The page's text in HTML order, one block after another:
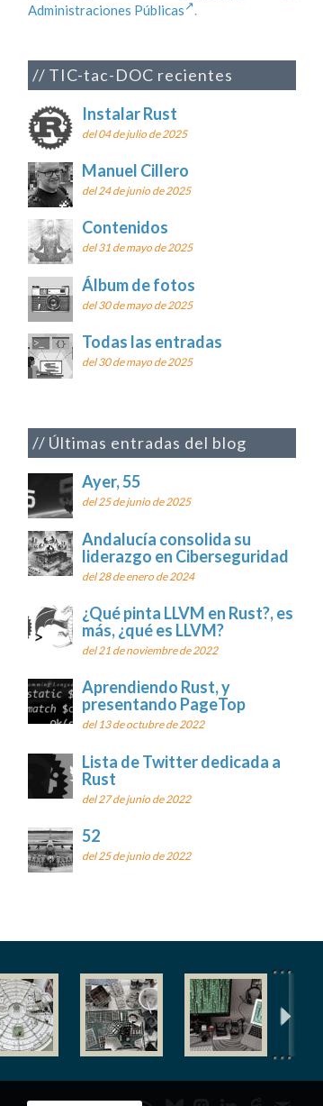
Administraciones Públicas
.
TIC-tac-DOC recientes
Instalar Rust
del 04 de julio de 2025
Manuel Cillero
del 24 de junio de 2025
Contenidos
del 31 de mayo de 2025
Álbum de fotos
del 30 de mayo de 2025
Todas las entradas
del 30 de mayo de 2025
Últimas entradas del blog
Ayer, 55
del 25 de junio de 2025
Andalucía consolida su
liderazgo en Ciberseguridad
del 28 de enero de 2024
¿Qué pinta LLVM en Rust?, es
más, ¿qué es LLVM?
del 21 de noviembre de 2022
Aprendiendo Rust, y
presentando PageTop
del 13 de octubre de 2022
Lista de Twitter dedicada a
Rust
del 27 de junio de 2022
52
del 25 de junio de 2022